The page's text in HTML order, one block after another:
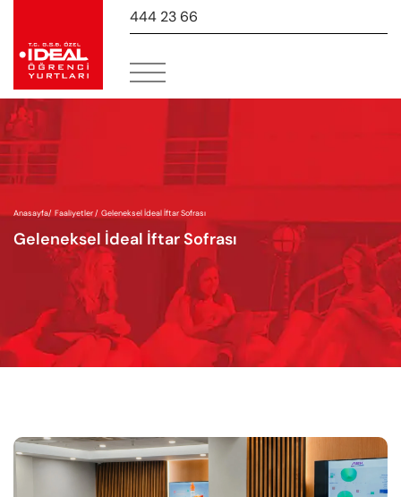
444 23 66
Anasayfa/ Faaliyetler / Geleneksel İdeal İftar Sofrası
Geleneksel İdeal İftar Sofrası